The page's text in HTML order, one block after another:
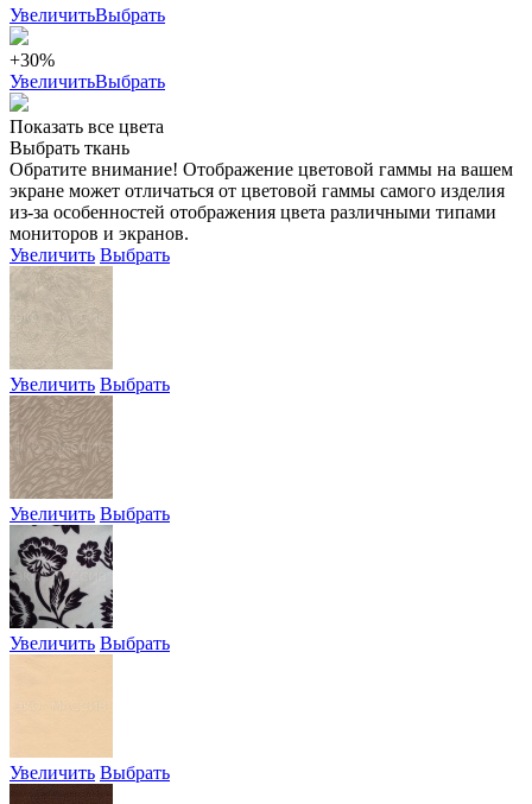
УвеличитьВыбрать
+30%
УвеличитьВыбрать
Показать все цвета
Выбрать ткань
Обратите внимание! Отображение цветовой гаммы на вашем
экране может отличаться от цветовой гаммы самого изделия
из-за особенностей отображения цвета различными типами
мониторов и экранов.
Увеличить Выбрать
Увеличить Выбрать
Увеличить Выбрать
Увеличить Выбрать
Увеличить Выбрать